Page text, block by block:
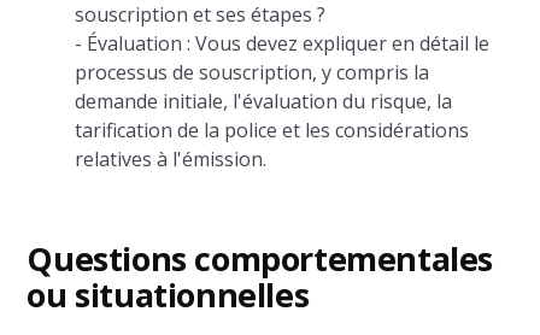
souscription et ses étapes ?
- Évaluation : Vous devez expliquer en détail le
processus de souscription, y compris la
demande initiale, l'évaluation du risque, la
tarification de la police et les considérations
relatives à l'émission.
Questions comportementales
ou situationnelles